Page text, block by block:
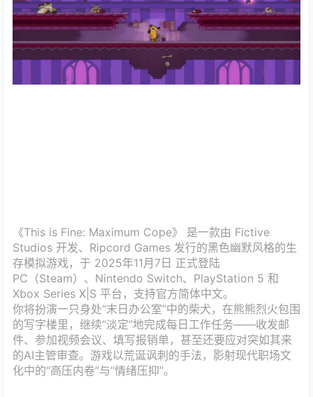
《This is Fine: Maximum Cope》‌ 是一款由 ‌Fictive
Studios‌ 开发、‌Ripcord Games‌ 发行的‌黑色幽默风格的生
存模拟游戏‌，于 ‌2025年11月7日‌ 正式登陆
‌PC（Steam）、Nintendo Switch、PlayStation 5 和
Xbox Series X|S‌ 平台，支持官方简体中文。
你将扮演一只身处“‌末日办公室‌”中的柴犬，在熊熊烈火包围
的写字楼里，继续“淡定”地完成每日工作任务——收发邮
件、参加视频会议、填写报销单，甚至还要应对突如其来
的‌AI主管审查‌。游戏以荒诞讽刺的手法，影射现代职场文
化中的“高压内卷”与“情绪压抑”。